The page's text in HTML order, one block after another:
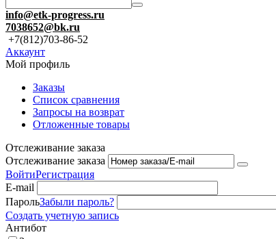
info@etk-progress.ru
7038652@bk.ru
+7(812)703-86-52
Аккаунт
Мой профиль
Заказы
Список сравнения
Запросы на возврат
Отложенные товары
Отслеживание заказа
Отслеживание заказа
ВойтиРегистрация
E-mail
ПарольЗабыли пароль?
Создать учетную запись
Антибот